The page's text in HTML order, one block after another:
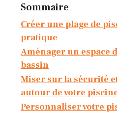
Sommaire
Créer une plage de
pratique
Aménager un espace
bassin
Miser sur la sécurité
autour de votre
Personnaliser votre